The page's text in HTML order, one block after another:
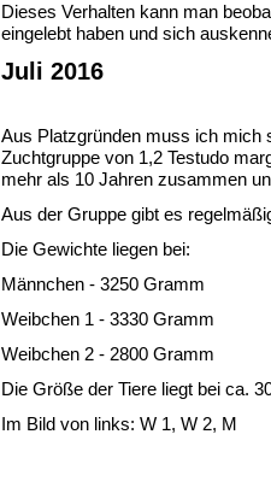
Dieses Verhalten kann man
eingelebt haben und sich
Juli 2016
Aus Platzgründen muss ich mich
Zuchtgruppe von 1,2 Testudo
mehr als 10 Jahren zusammen
Aus der Gruppe gibt es
Die Gewichte liegen bei:
Männchen - 3250 Gramm
Weibchen 1 - 3330 Gramm
Weibchen 2 - 2800 Gramm
Die Größe der Tiere liegt bei ca.
Im Bild von links: W 1, W 2, M